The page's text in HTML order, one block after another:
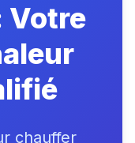
Votre
chauffer